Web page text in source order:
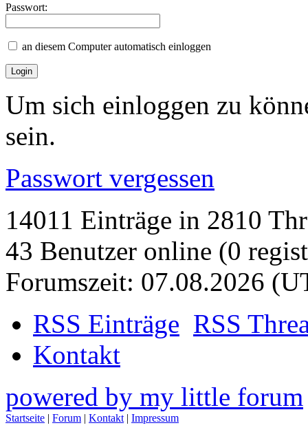
Passwort:
an diesem Computer automatisch einloggen
Um sich einloggen zu
sein.
Passwort vergessen
14011 Einträge in 2810
43 Benutzer online (0
Forumszeit: 07.08.2026
RSS Einträge RSS
Kontakt
powered by my little forum
Startseite | Forum | Kontakt | Impressum